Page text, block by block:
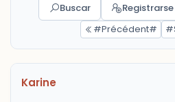
Buscar
Registrarse
#Précédent#
Karine